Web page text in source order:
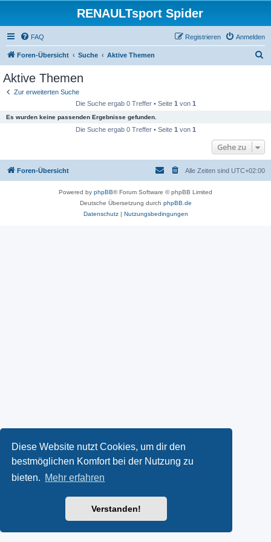
Diese Website nutzt Cookies, um dir den
bestmöglichen Komfort bei der Nutzung zu
bieten. Mehr erfahren
Verstanden!
RENAULTsport Spider
FAQ Anmelden
Registrieren
Foren-Übersicht Suche Aktive Themen
Aktive Themen
Zur erweiterten Suche
Die Suche ergab 0 Treffer • Seite 1 von 1
Es wurden keine passenden Ergebnisse gefunden.
Die Suche ergab 0 Treffer • Seite 1 von 1
Gehe zu
Foren-Übersicht Alle Zeiten sind UTC+02:00
Powered by phpBB® Forum Software © phpBB Limited
Deutsche Übersetzung durch phpBB.de
Datenschutz| Nutzungsbedingungen